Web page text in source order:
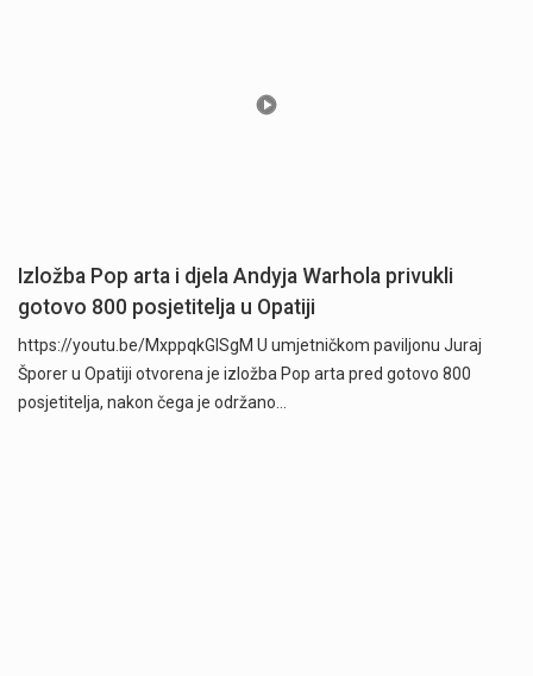
Izložba Pop arta i djela Andyja Warhola privukli
gotovo 800 posjetitelja u Opatiji
https://youtu.be/MxppqkGISgM U umjetničkom paviljonu Juraj
Šporer u Opatiji otvorena je izložba Pop arta pred gotovo 800
posjetitelja, nakon čega je održano…